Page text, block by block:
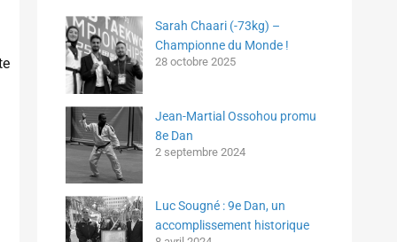
Sarah Chaari (-73kg) –
Championne du Monde !
28 octobre 2025
Jean-Martial Ossohou promu
8e Dan
2 septembre 2024
Luc Sougné : 9e Dan, un
accomplissement historique